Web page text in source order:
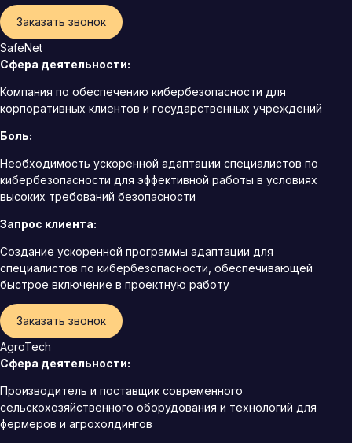
Заказать звонок
SafeNet
Сфера деятельности:
Компания по обеспечению кибербезопасности для
корпоративных клиентов и государственных учреждений
Боль:
Необходимость ускоренной адаптации специалистов по
кибербезопасности для эффективной работы в условиях
высоких требований безопасности
Запрос клиента:
Создание ускоренной программы адаптации для
специалистов по кибербезопасности, обеспечивающей
быстрое включение в проектную работу
Заказать звонок
AgroTech
Сфера деятельности:
Производитель и поставщик современного
сельскохозяйственного оборудования и технологий для
фермеров и агрохолдингов